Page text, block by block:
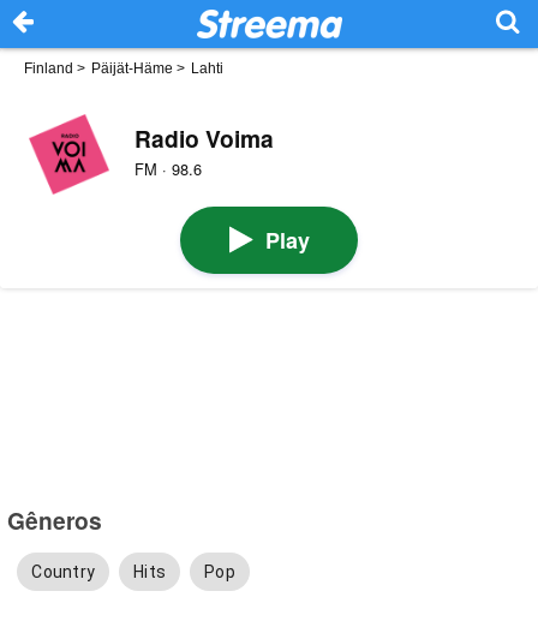
Finland > Päijät-Häme > Lahti
Radio Voima
FM · 98.6
Play
Gêneros
Country Hits Pop